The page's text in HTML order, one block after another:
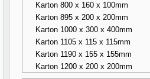
Karton 800 x 160 x 100mm
Karton 895 x 200 x 200mm
Karton 1000 x 300 x 400mm
Karton 1105 x 115 x 115mm
Karton 1190 x 155 x 155mm
Karton 1200 x 200 x 200mm